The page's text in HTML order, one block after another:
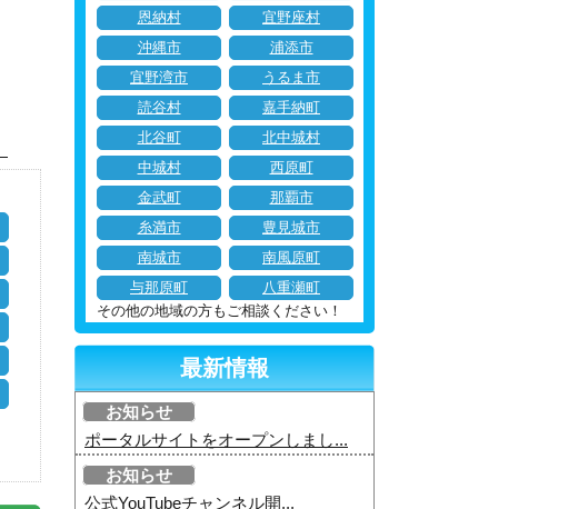
恩納村
宜野座村
沖縄市
浦添市
宜野湾市
うるま市
読谷村
嘉手納町
北谷町
北中城村
中城村
西原町
金武町
那覇市
糸満市
豊見城市
南城市
南風原町
与那原町
八重瀬町
その他の地域の方もご相談ください！
最新情報
お知らせ
ポータルサイトをオープンしまし...
お知らせ
公式YouTubeチャンネル開...